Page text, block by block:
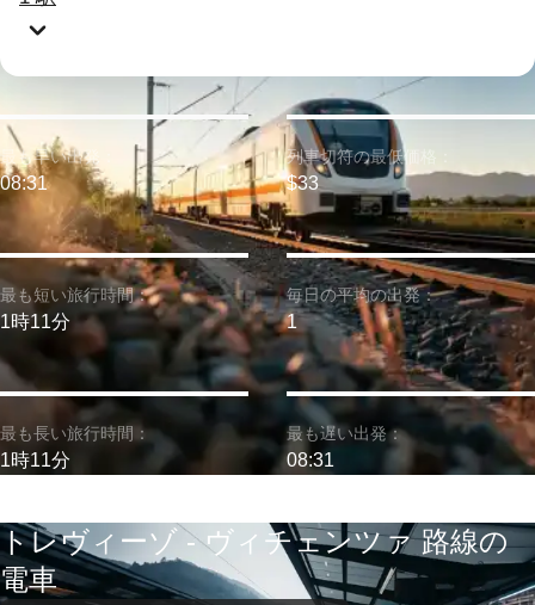
最も短い旅行時間：
1時11分
最も早い出発：
08:31
最も長い旅行時間：
1時11分
列車切符の最低価格：
$33
毎日の平均の出発：
1
最も遅い出発：
08:31
トレヴィーゾ - ヴィチェンツァ 路線の
電車